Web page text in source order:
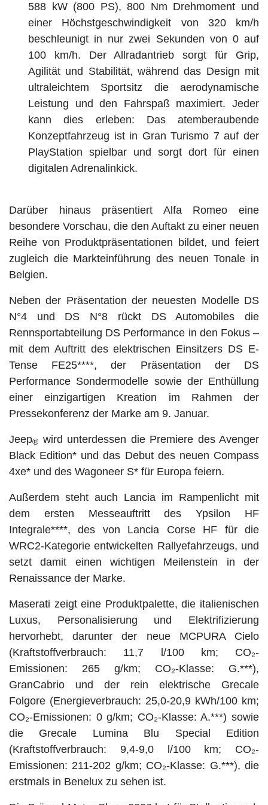
588 kW (800 PS), 800 Nm Drehmoment und
einer Höchstgeschwindigkeit von 320 km/h
beschleunigt in nur zwei Sekunden von 0 auf
100 km/h. Der Allradantrieb sorgt für Grip,
Agilität und Stabilität, während das Design mit
ultraleichtem Sportsitz die aerodynamische
Leistung und den Fahrspaß maximiert. Jeder
kann dies erleben: Das atemberaubende
Konzeptfahrzeug ist in Gran Turismo 7 auf der
PlayStation spielbar und sorgt dort für einen
digitalen Adrenalinkick.
Darüber hinaus präsentiert Alfa Romeo eine
besondere Vorschau, die den Auftakt zu einer neuen
Reihe von Produktpräsentationen bildet, und feiert
zugleich die Markteinführung des neuen Tonale in
Belgien.
Neben der Präsentation der neuesten Modelle DS
N°4 und DS N°8 rückt DS Automobiles die
Rennsportabteilung DS Performance in den Fokus –
mit dem Auftritt des elektrischen Einsitzers DS E-
Tense FE25****, der Präsentation der DS
Performance Sondermodelle sowie der Enthüllung
einer einzigartigen Kreation im Rahmen der
Pressekonferenz der Marke am 9. Januar.
Jeep® wird unterdessen die Premiere des Avenger
Black Edition* und das Debut des neuen Compass
4xe* und des Wagoneer S* für Europa feiern.
Außerdem steht auch Lancia im Rampenlicht mit
dem ersten Messeauftritt des Ypsilon HF
Integrale****, des von Lancia Corse HF für die
WRC2-Kategorie entwickelten Rallyefahrzeugs, und
setzt damit einen wichtigen Meilenstein in der
Renaissance der Marke.
Maserati zeigt eine Produktpalette, die italienischen
Luxus, Personalisierung und Elektrifizierung
hervorhebt, darunter der neue MCPURA Cielo
(Kraftstoffverbrauch: 11,7 l/100 km; CO₂-
Emissionen: 265 g/km; CO₂-Klasse: G.***),
GranCabrio und der rein elektrische Grecale
Folgore (Energieverbrauch: 25,0-20,9 kWh/100 km;
CO₂-Emissionen: 0 g/km; CO₂-Klasse: A.***) sowie
die Grecale Lumina Blu Special Edition
(Kraftstoffverbrauch: 9,4-9,0 l/100 km; CO₂-
Emissionen: 211-202 g/km; CO₂-Klasse: G.***), die
erstmals in Benelux zu sehen ist.